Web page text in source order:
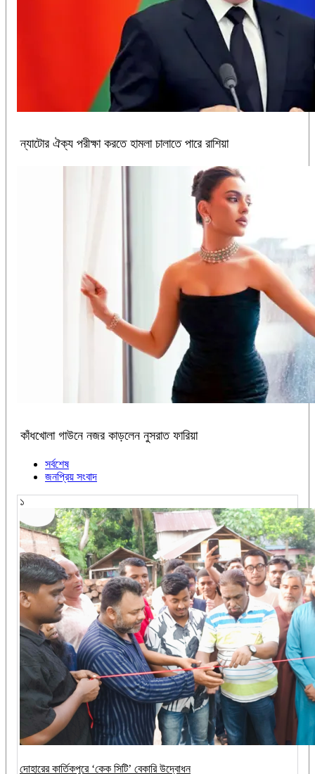
ন্যাটোর ঐক্য পরীক্ষা করতে হামলা চালাতে পারে রাশিয়া
কাঁধখোলা গাউনে নজর কাড়লেন নুসরাত ফারিয়া
সর্বশেষ
জনপ্রিয় সংবাদ
১
দোহারের কার্তিকপুরে ‘কেক সিটি’ বেকারি উদ্বোধন